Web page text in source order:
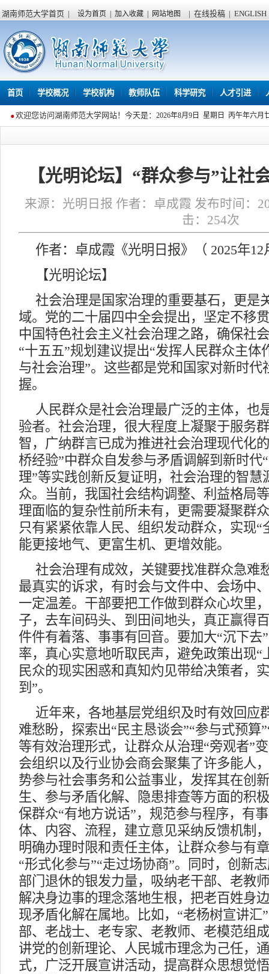
湖南师范大学首页 | 设为首页 加入收藏 网站地图 | 在线投稿 | ENGLISH
首页 学校概况 学校机构 教师队伍 科学研究 人才引进
欢迎您访问湖南师范大学网站！今天是： 2026年8月9日 星期日 丙午年六月
【光明论坛】“群众参与”让社
来源：光明日报 作者：卓成霞 发布时间：
击： 254次
作者：卓成霞《光明日报》（ 2025年12
【光明论坛】
社会治理是国家治理的重要基石，更是
域。党的二十届四中全会提出，坚定不移
中国特色社会主义社会治理之路，确保社
“十五五”规划建议提出“发挥人民群众主体
与社会治理”。这些都是党和国家对新时代
握。
人民群众是社会治理最广泛的主体，也
验者。社会治理，很大程度上凝聚于服务
智，广纳群言已成为推进社会治理现代化
桥经验”中群众自发参与矛盾调解到新时代
理”等实践创新反复证明，社会治理的智慧
众。当前，我国社会结构调整、利益格局
理面临的复杂性前所未有，更需要凝聚群
只有紧紧依靠人民、组织发动群众，实现“
能更接地气、更富生机、更增效能。
社会治理有成效，关键要找准群众急难
最真实的诉求，有时会与文件中、会场中
一定温差。干部要把工作做到群众心坎里
子，去车间码头、到田间地头，真正赢得
件件有着落、事事有回音。要加大“沉下去
率，真心实意地听取民声，避免政策出现“
民众的现实困惑和真知灼见带给决策者，
到”。
近年来，各地基层党组织及时有效回应
难愁盼，探索出“民主恳谈会”“参与式预算
等有效治理形式，让群众从治理“旁观者”
会组织以及行业协会商会聚集了许多能人
势参与社会事务和公益事业，发挥其在创
生、参与矛盾化解、隐患排查等方面的积
保群众“有地方说话”，规范参与程序，有
体、内容、流程，建立意见采纳反馈机制
明确办理时限和责任主体，让群众参与有
“形式化参与”“走过场协商”。同时，创新
部门退休的银发力量，吸纳老干部、老教
解决身边事的理念落地生根，把老百姓身
现矛盾化解在属地。比如，“老杨树宣讲汇
部、老战士、老专家、老教师、老模范组
讲党的创新理论、人民城市理念为己任，
式，广泛开展宣讲活动，提高群众思想觉